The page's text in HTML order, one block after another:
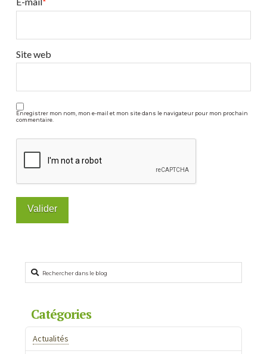
un
Site web
Enregistrer mon nom, mon e-mail et mon site dans le navigateur pour mon prochain
commentaire.
Rechercher
Catégories
Actualités